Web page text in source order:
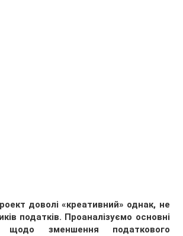
доволі «креативний» однак, не
податків. Проаналізуємо основні
щодо зменшення податкового